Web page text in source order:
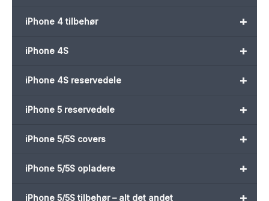
+
iPhone 4 tilbehør
+
iPhone 4S
+
iPhone 4S reservedele
+
iPhone 5 reservedele
+
iPhone 5/5S covers
+
iPhone 5/5S opladere
+
iPhone 5/5S tilbehør – alt det andet